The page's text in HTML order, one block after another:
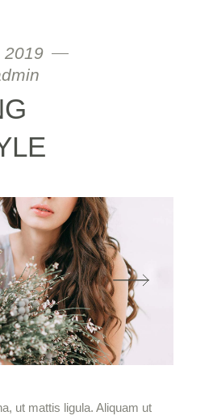
2019
ut mattis ligula. Aliquam ut